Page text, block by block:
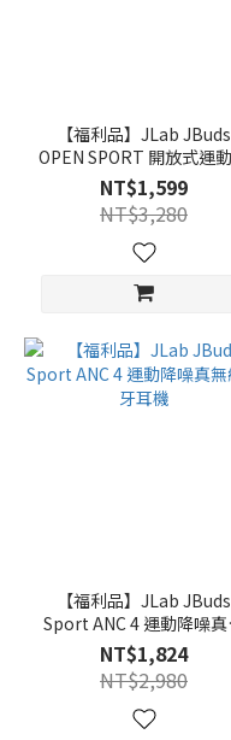
【福利品】JLab JBuds
OPEN SPORT 開放式運動藍
牙耳機
NT$1,599
NT$3,280
【福利品】JLab JBuds
Sport ANC 4 運動降噪真無
線藍牙耳機
NT$1,824
NT$2,980